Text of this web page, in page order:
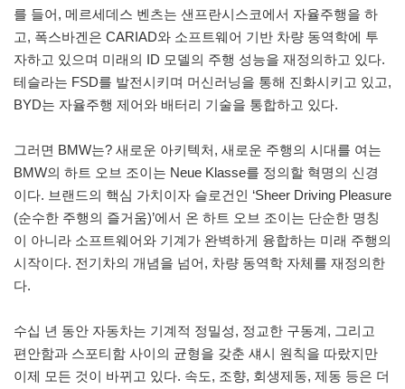
를 들어, 메르세데스 벤츠는 샌프란시스코에서 자율주행을 하
고, 폭스바겐은 CARIAD와 소프트웨어 기반 차량 동역학에 투
자하고 있으며 미래의 ID 모델의 주행 성능을 재정의하고 있다.
테슬라는 FSD를 발전시키며 머신러닝을 통해 진화시키고 있고,
BYD는 자율주행 제어와 배터리 기술을 통합하고 있다.
그러면 BMW는? 새로운 아키텍처, 새로운 주행의 시대를 여는
BMW의 하트 오브 조이는 Neue Klasse를 정의할 혁명의 신경
이다. 브랜드의 핵심 가치이자 슬로건인 ‘Sheer Driving Pleasure
(순수한 주행의 즐거움)’에서 온 하트 오브 조이는 단순한 명칭
이 아니라 소프트웨어와 기계가 완벽하게 융합하는 미래 주행의
시작이다. 전기차의 개념을 넘어, 차량 동역학 자체를 재정의한
다.
수십 년 동안 자동차는 기계적 정밀성, 정교한 구동계, 그리고
편안함과 스포티함 사이의 균형을 갖춘 섀시 원칙을 따랐지만
이제 모든 것이 바뀌고 있다. 속도, 조향, 회생제동, 제동 등은 더